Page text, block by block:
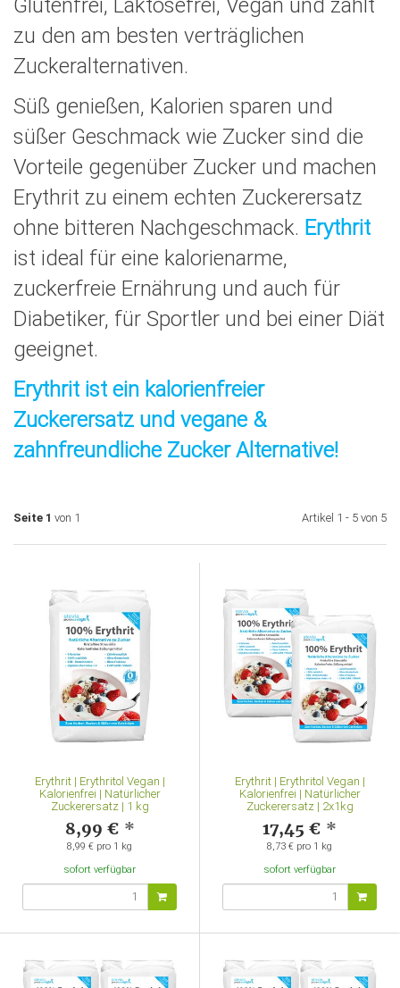
Glutenfrei, Laktosefrei, Vegan und zählt
zu den am besten verträglichen
Zuckeralternativen.
Süß genießen, Kalorien sparen und
süßer Geschmack wie Zucker sind die
Vorteile gegenüber Zucker und machen
Erythrit zu einem echten Zuckerersatz
ohne bitteren Nachgeschmack. Erythrit
ist ideal für eine kalorienarme,
zuckerfreie Ernährung und auch für
Diabetiker, für Sportler und bei einer Diät
geeignet.
Erythrit ist ein kalorienfreier
Zuckerersatz und vegane &
zahnfreundliche Zucker Alternative!
Seite 1 von 1 Artikel 1 - 5 von 5
Erythrit | Erythritol Vegan |
Kalorienfrei | Natürlicher
Zuckerersatz | 1 kg
8,99 € *
8,99 € pro 1 kg
sofort verfügbar
Erythrit | Erythritol Vegan |
Kalorienfrei | Natürlicher
Zuckerersatz | 2x1kg
17,45 € *
8,73 € pro 1 kg
sofort verfügbar